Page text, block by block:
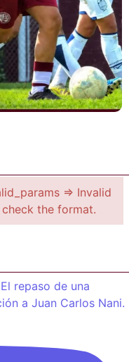
=> Invalid
the format.
repaso de una
a Juan Carlos Nani.